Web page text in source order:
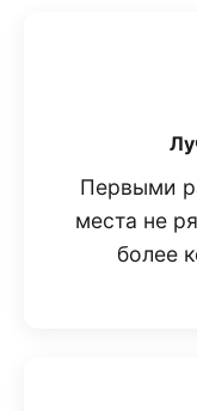
Первыми
места не
более